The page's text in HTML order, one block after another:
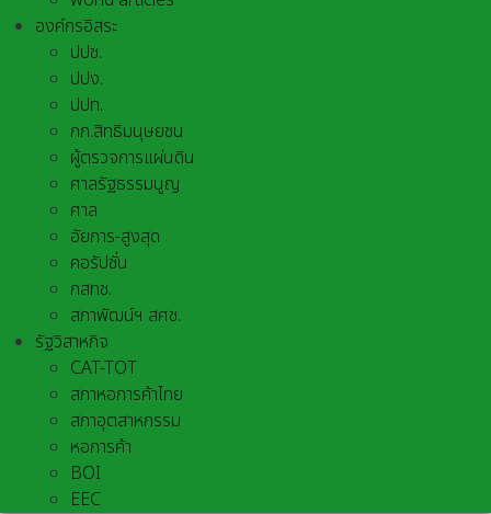
องค์กรอิสระ
ปปช.
ปปง.
ปปท.
กก.สิทธิมนุษยชน
ผู้ตรวจการแผ่นดิน
ศาลรัฐธรรมนูญ
ศาล
อัยการ-สูงสุด
คอรัปชั่น
กสทช.
สภาพัฒน์ฯ สศช.
รัฐวิสาหกิจ
CAT-TOT
สภาหอการค้าไทย
สภาอุตสาหกรรม
หอการค้า
BOI
EEC